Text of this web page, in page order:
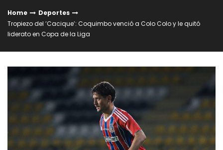
Home
Deportes
Tropiezo del ’Cacique’: Coquimbo venció a Colo Colo y le quitó
liderato en Copa de la Liga